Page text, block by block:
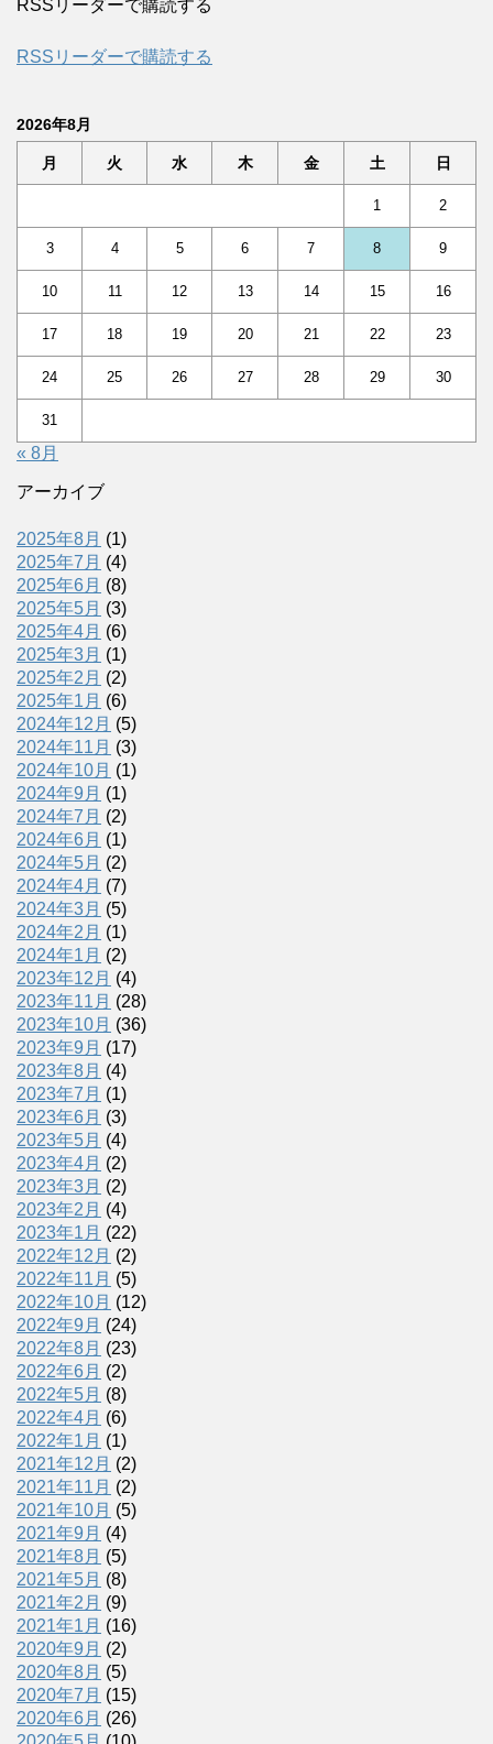
RSSリーダーで購読する
RSSリーダーで購読する
2026年8月
月 火 水 木 金 土 日
1 2
3 4 5 6 7 8 9
10 11 12 13 14 15 16
17 18 19 20 21 22 23
24 25 26 27 28 29 30
31
« 8月
アーカイブ
2025年8月 (1)
2025年7月 (4)
2025年6月 (8)
2025年5月 (3)
2025年4月 (6)
2025年3月 (1)
2025年2月 (2)
2025年1月 (6)
2024年12月 (5)
2024年11月 (3)
2024年10月 (1)
2024年9月 (1)
2024年7月 (2)
2024年6月 (1)
2024年5月 (2)
2024年4月 (7)
2024年3月 (5)
2024年2月 (1)
2024年1月 (2)
2023年12月 (4)
2023年11月 (28)
2023年10月 (36)
2023年9月 (17)
2023年8月 (4)
2023年7月 (1)
2023年6月 (3)
2023年5月 (4)
2023年4月 (2)
2023年3月 (2)
2023年2月 (4)
2023年1月 (22)
2022年12月 (2)
2022年11月 (5)
2022年10月 (12)
2022年9月 (24)
2022年8月 (23)
2022年6月 (2)
2022年5月 (8)
2022年4月 (6)
2022年1月 (1)
2021年12月 (2)
2021年11月 (2)
2021年10月 (5)
2021年9月 (4)
2021年8月 (5)
2021年5月 (8)
2021年2月 (9)
2021年1月 (16)
2020年9月 (2)
2020年8月 (5)
2020年7月 (15)
2020年6月 (26)